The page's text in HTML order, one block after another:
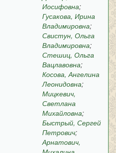
Иосифовна;
Гусакова, Ирина
Владимировна;
Свистун, Ольга
Владимировна;
Стешиц, Ольга
Вацлавовна;
Косова, Ангелина
Леонидовна;
Мицкевич,
Светлана
Михайловна;
Быстрый, Сергей
Петрович;
Арнатович,